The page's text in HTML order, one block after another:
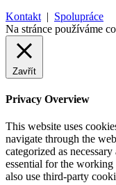
Kontakt | Spolupráce
Na stránce používáme
Zavřít
Privacy Overview
This website uses
navigate through the
categorized as
essential for the
also use third-party